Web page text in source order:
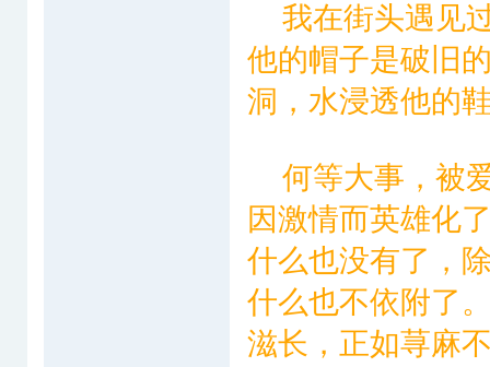
我在街头遇见
他的帽子是破旧
洞，水浸透他的
何等大事，被
因激情而英雄化
什么也没有了，
什么也不依附了
滋长，正如荨麻